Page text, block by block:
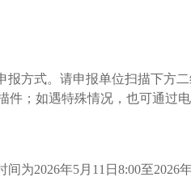
报方式。请申报单位扫描下方
件；如遇特殊情况，也可通过
间为2026年5月11日8:00至2026